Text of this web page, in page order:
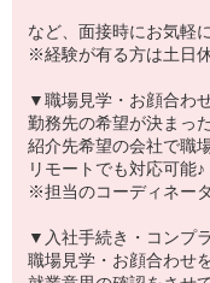
など、面接時にお気軽
※経験が有る方は土日
▼職場見学・お顔合わ
勤務先の希望が決まっ
紹介先希望の会社で職
リモートでも対応可能♪
※担当のコーディネー
▼入社手続き・コンプ
職場見学・お顔合わせ